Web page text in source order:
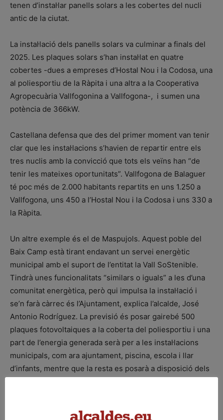
tenen d’instal·lar panells solars a les cobertes del nucli
antic de la ciutat.
La instal·lació dels panells solars va culminar a finals del
2025. Les plaques solars s’han instal·lat en quatre
cobertes -dues a empreses d’Hostal Nou i la Codosa, una
al poliesportiu de la Ràpita i una altra a la Cooperativa
Agropecuària Vallfogonina a Vallfogona-, i sumen una
potència de 366kW.
Castellana defensa que des del primer moment van tenir
clar que les instal·lacions s’havien de repartir entre els
tres nuclis amb la convicció que tots els veïns han “de
tenir les mateixes oportunitats”. Vallfogona de Balaguer
té poc més de 2.000 habitants repartits en uns 1.250 a
Vallfogona, uns 450 a l’Hostal Nou i la Codosa i uns 330 a
la Ràpita.
Un altre exemple és el de Maspujols. Aquest poble del
Baix Camp està tirant endavant un servei energètic
municipal amb el suport de l’entitat la Vall SoStenible.
Tindrà unes funcionalitats “similars o iguals” a les d’una
comunitat energètica, però qui impulsa la instal·lació i
se’n farà càrrec és l’Ajuntament, explica l’alcalde, José
Antonio Rodríguez. La previsió és posar gairebé 500
plaques fotovoltaiques a la coberta del poliesportiu i una
part de l’energia generada serà per a les instal·lacions
municipals, com ara ajuntament, piscina, escola i llar
d’infants, mentre que la resta es posarà a disposició dels